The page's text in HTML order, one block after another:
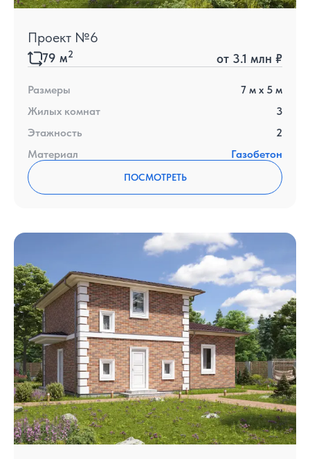
Проект №6
79 м2 от 3.1 млн ₽
Размеры 7 м x 5 м
Жилых комнат
3
Этажность
2
Материал
Газобетон
ПОСМОТРЕТЬ